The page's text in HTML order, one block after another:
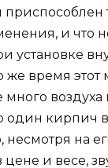
приспособлен
и что
установке
время этот
много
один кирпич
несмотря на
и весе,